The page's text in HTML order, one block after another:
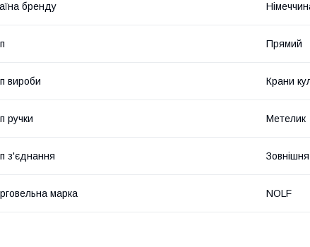
бренду
Прямий
вироби Крани
ручки Метелик
з'єднання
марка NOLF